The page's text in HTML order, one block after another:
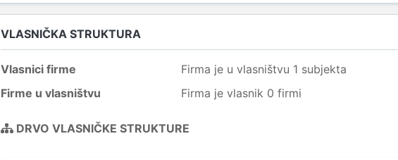
VLASNIČKA STRUKTURA
Vlasnici firme
Firma je u vlasništvu 1 subjekta
Firme u vlasništvu
Firma je vlasnik 0 firmi
DRVO VLASNIČKE STRUKTURE